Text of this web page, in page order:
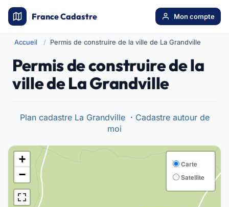
France Cadastre Mon compte
Accueil Permis de construire de la ville de La Grandville
Permis de construire de la
ville de La Grandville
Plan cadastre La Grandville· Cadastre autour de
moi
+
−
Carte
Satellite